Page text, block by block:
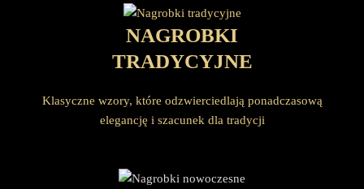
NAGROBKI
TRADYCYJNE
Klasyczne wzory, które odzwierciedlają ponadczasową
elegancję i szacunek dla tradycji